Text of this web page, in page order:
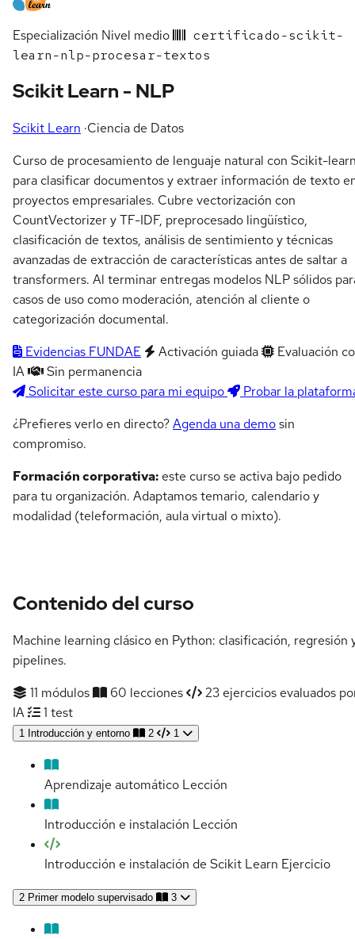
Especialización Nivel medio
certificado-scikit-
learn-nlp-procesar-textos
Scikit Learn - NLP
Scikit Learn ·Ciencia de Datos
Curso de procesamiento de lenguaje natural con Scikit-
para clasificar documentos y extraer información de texto
proyectos empresariales. Cubre vectorización con
CountVectorizer y TF-IDF, preprocesado lingüístico,
clasificación de textos, análisis de sentimiento y técnicas
avanzadas de extracción de características antes de saltar a
transformers. Al terminar entregas modelos NLP sólidos
casos de uso como moderación, atención al cliente o
categorización documental.
Evidencias FUNDAE
Activación guiada
Evaluación
IA
Sin permanencia
Solicitar este curso para mi equipo
Probar la
¿Prefieres verlo en directo?Agenda una demosin
compromiso.
Formación corporativa: este curso se activa bajo pedido
para tu organización. Adaptamos temario, calendario y
modalidad (teleformación, aula virtual o mixto).
Contenido del curso
Machine learning clásico en Python: clasificación, regresión
pipelines.
11 módulos
60 lecciones
23 ejercicios evaluados
IA
1 test
1 Introducción y entorno 2 1
Aprendizaje automático Lección
Introducción e instalación Lección
Introducción e instalación de Scikit Learn Ejercicio
2 Primer modelo supervisado 3